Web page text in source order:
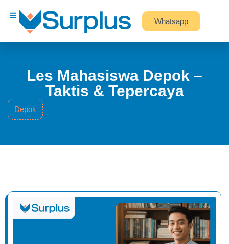
Whatsapp
Les Mahasiswa Depok –
Taktis & Tepercaya
Depok